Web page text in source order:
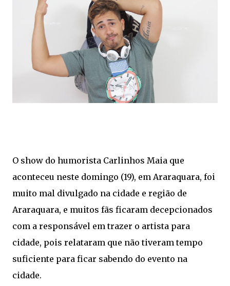
O show do humorista Carlinhos Maia que
aconteceu neste domingo (19), em Araraquara, foi
muito mal divulgado na cidade e região de
Araraquara, e muitos fãs ficaram decepcionados
com a responsável em trazer o artista para
cidade, pois relataram que não tiveram tempo
suficiente para ficar sabendo do evento na
cidade.